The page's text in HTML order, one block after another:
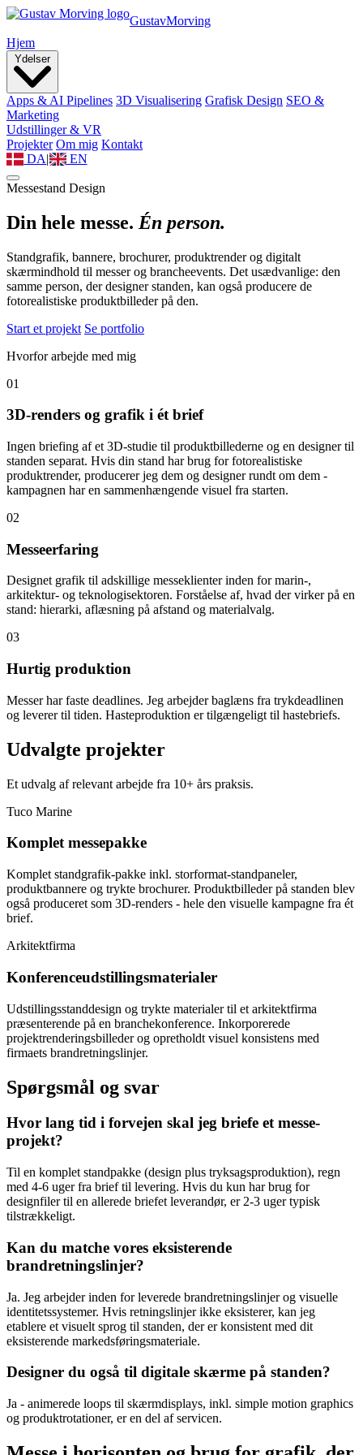
GustavMorving
Hjem
Ydelser
Apps & AI Pipelines 3D Visualisering Grafisk Design SEO &
Marketing
Udstillinger & VR
Projekter Om mig Kontakt
DA| EN
Messestand Design
Din hele messe. Én person.
Standgrafik, bannere, brochurer, produktrender og digitalt
skærmindhold til messer og brancheevents. Det usædvanlige: den
samme person, der designer standen, kan også producere de
fotorealistiske produktbilleder på den.
Start et projekt Se portfolio
Hvorfor arbejde med mig
01
3D-renders og grafik i ét brief
Ingen briefing af et 3D-studie til produktbillederne og en designer til
standen separat. Hvis din stand har brug for fotorealistiske
produktrender, producerer jeg dem og designer rundt om dem -
kampagnen har en sammenhængende visuel fra starten.
02
Messeerfaring
Designet grafik til adskillige messeklienter inden for marin-,
arkitektur- og teknologisektoren. Forståelse af, hvad der virker på en
stand: hierarki, aflæsning på afstand og materialvalg.
03
Hurtig produktion
Messer har faste deadlines. Jeg arbejder baglæns fra trykdeadlinen
og leverer til tiden. Hasteproduktion er tilgængeligt til hastebriefs.
Udvalgte projekter
Et udvalg af relevant arbejde fra 10+ års praksis.
Tuco Marine
Komplet messepakke
Komplet standgrafik-pakke inkl. storformat-standpaneler,
produktbannere og trykte brochurer. Produktbilleder på standen blev
også produceret som 3D-renders - hele den visuelle kampagne fra ét
brief.
Arkitektfirma
Konferenceudstillingsmaterialer
Udstillingsstanddesign og trykte materialer til et arkitektfirma
præsenterende på en branchekonference. Inkorporerede
projektrenderingsbilleder og opretholdt visuel konsistens med
firmaets brandretningslinjer.
Spørgsmål og svar
Hvor lang tid i forvejen skal jeg briefe et messe-
projekt?
Til en komplet standpakke (design plus tryksagsproduktion), regn
med 4-6 uger fra brief til levering. Hvis du kun har brug for
designfiler til en allerede briefet leverandør, er 2-3 uger typisk
tilstrækkeligt.
Kan du matche vores eksisterende
brandretningslinjer?
Ja. Jeg arbejder inden for leverede brandretningslinjer og visuelle
identitetssystemer. Hvis retningslinjer ikke eksisterer, kan jeg
etablere et visuelt sprog til standen, der er konsistent med dit
eksisterende markedsføringsmateriale.
Designer du også til digitale skærme på standen?
Ja - animerede loops til skærmdisplays, inkl. simple motion graphics
og produktrotationer, er en del af servicen.